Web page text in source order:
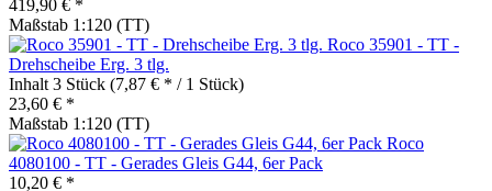
419,90 € *
Maßstab 1:120 (TT)
Roco 35901 - TT -
Drehscheibe Erg. 3 tlg.
Inhalt 3 Stück (7,87 € * / 1 Stück)
23,60 € *
Maßstab 1:120 (TT)
Roco
4080100 - TT - Gerades Gleis G44, 6er Pack
10,20 € *